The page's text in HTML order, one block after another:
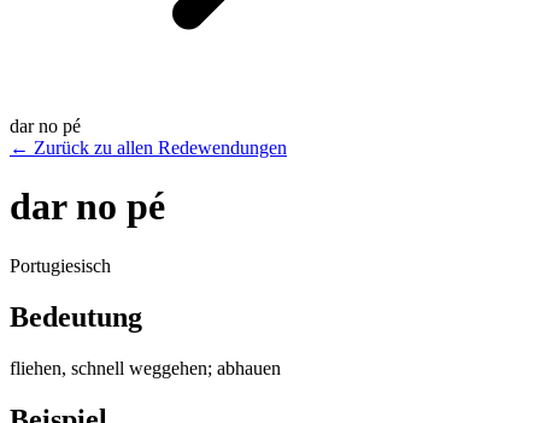
dar no pé
← Zurück zu allen Redewendungen
dar no pé
Portugiesisch
Bedeutung
fliehen, schnell weggehen; abhauen